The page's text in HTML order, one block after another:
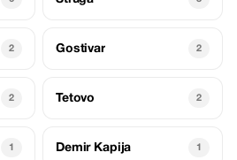
2 Gostivar 2
2 Tetovo 2
1 Demir Kapija 1